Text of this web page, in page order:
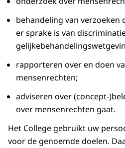
behandeling van verzoeken
er sprake is van
rapporteren over en doen
mensenrechten;
adviseren over (concept-
over mensenrechten gaat.
Het College gebruikt uw
voor de genoemde doelen.